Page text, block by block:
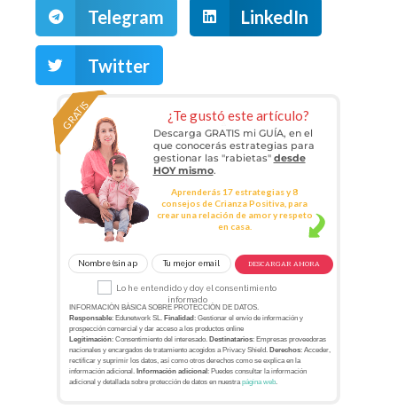
Telegram LinkedIn
Twitter
¿Te gustó este artículo?
GRATIS
Descarga GRATIS mi GUÍA, en el
que conocerás estrategias para
gestionar las "rabietas" desde
HOY mismo.
Aprenderás 17 estrategias y 8
consejos de Crianza Positiva, para
crear una relación de amor y respeto
en casa.
INFORMACIÓN BÁSICA SOBRE PROTECCIÓN DE DATOS.
Responsable: Edunetwork SL. Finalidad : Gestionar el envío de información y
prospección comercial y dar acceso a los productos online
Legitimación: Consentimiento del interesado. Destinatarios: Empresas proveedoras
nacionales y encargados de tratamiento acogidos a Privacy Shield. Derechos: Acceder,
rectificar y suprimir los datos, así como otros derechos como se explica en la
información adicional. Información adicional: Puedes consultar la información
adicional y detallada sobre protección de datos en nuestrapágina web.
Lo he entendido y doy el consentimiento
informado
DESCARGAR AHORA